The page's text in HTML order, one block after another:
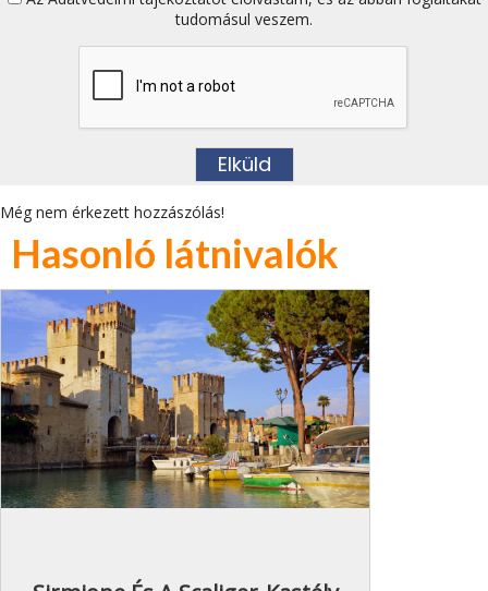
tudomásul veszem.
Még nem érkezett hozzászólás!
Hasonló látnivalók